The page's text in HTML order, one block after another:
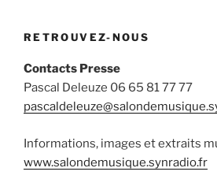
RETROUVEZ-NOUS
Contacts Presse
Pascal Deleuze 06 65 81 77 77
Informations, images et extraits
www.salondemusique.synradio.fr